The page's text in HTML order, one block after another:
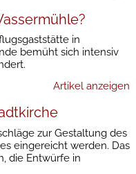
in
bemüht sich intensiv
Artikel anzeigen
zur Gestaltung des
eingereicht werden. Das
die Entwürfe in